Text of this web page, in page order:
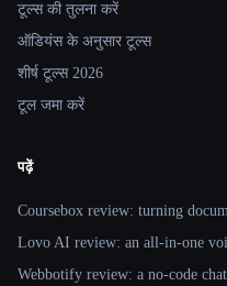
टूल्स की तुलना करें
ऑडियंस के अनुसार टूल्स
शीर्ष टूल्स 2026
टूल जमा करें
पढ़ें
Coursebox review: turning
Lovo AI review: an all-in-one
Webbotify review: a no-code